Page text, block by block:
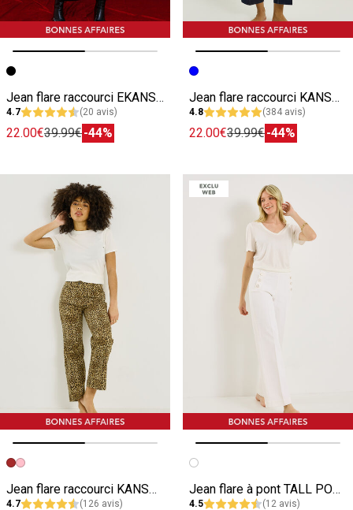
Image précédente
Image suivante
Jean flare raccourci EKANSAS RF02 femme
4.7 (20 avis)
22.00€39.99€-44%
Image précédente
Image suivante
Jean flare raccourci KANSAS RF02 femme
4.8 (384 avis)
22.00€39.99€-44%
Image précédente
Image suivante
Jean flare raccourci KANSAS RF02 femme
4.7 (126 avis)
Image précédente
Image suivante
Jean flare à pont TALL POMPON F02 femme
4.5 (12 avis)